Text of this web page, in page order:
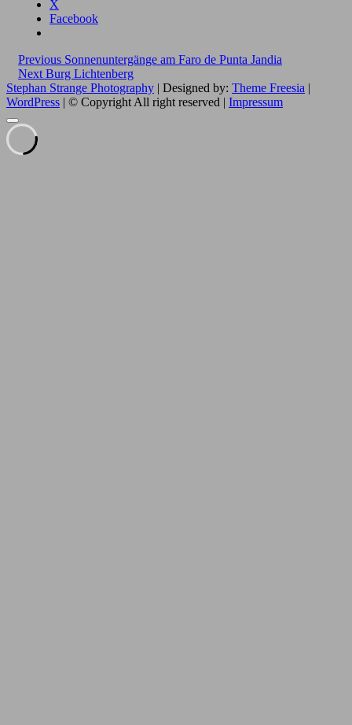
X
Facebook
Beitragsnavigation
Previous Previous
post:
Sonnenuntergänge am Faro de Punta Jandia
Next Next
post:
Burg Lichtenberg
Stephan Strange Photography | Designed by: Theme Freesia |
WordPress | © Copyright All right reserved | Impressum